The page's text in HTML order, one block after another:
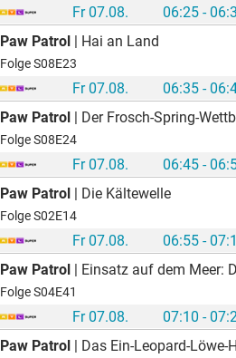
Fr 07.08. 06:25 -
Paw Patrol | Hai an Land
Folge S08E23
Fr 07.08. 06:35 -
Paw Patrol | Der Frosch-Spring-
Folge S08E24
Fr 07.08. 06:45 -
Paw Patrol | Die Kältewelle
Folge S02E14
Fr 07.08. 06:55 -
Paw Patrol | Einsatz auf dem Meer:
Folge S04E41
Fr 07.08. 07:10 -
Paw Patrol | Das Ein-Leopard-Löwe-